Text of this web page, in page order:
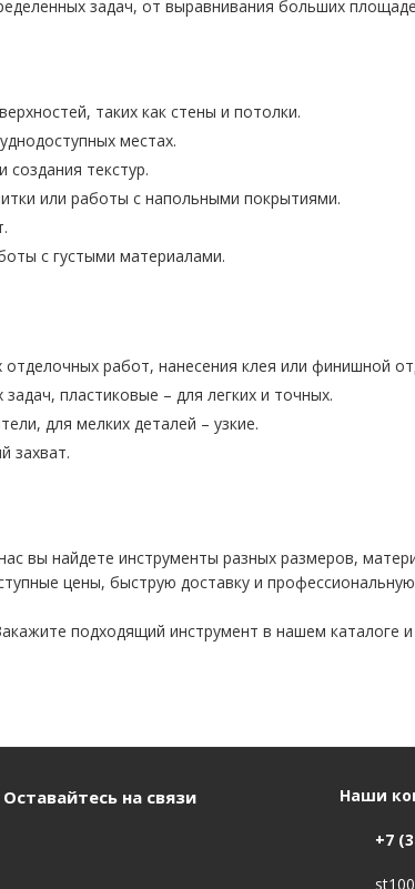
задач, от выравнивания больших
таких как стены и потолки.
местах.
текстур.
или работы с напольными покрытиями.
с густыми материалами.
работ, нанесения клея или финишной
пластиковые – для легких и точных.
для мелких деталей – узкие.
захват.
вы найдете инструменты разных размеров,
цены, быструю доставку и
подходящий инструмент в нашем каталоге
Оставайтесь на связи Наши
+7